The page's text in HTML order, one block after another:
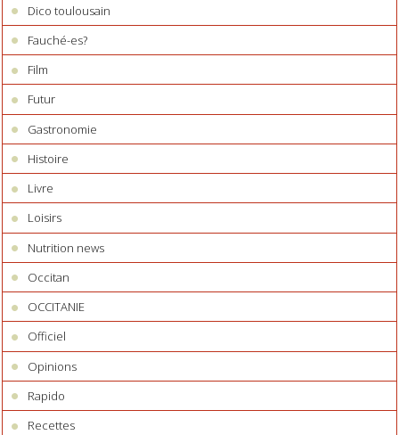
Dico toulousain
Fauché-es?
Film
Futur
Gastronomie
Histoire
Livre
Loisirs
Nutrition news
Occitan
OCCITANIE
Officiel
Opinions
Rapido
Recettes